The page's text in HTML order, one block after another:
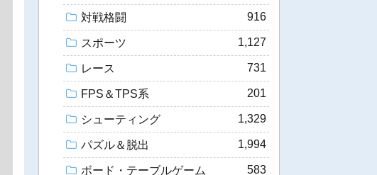
対戦格闘 916
スポーツ 1,127
レース 731
FPS＆TPS系 201
シューティング 1,329
パズル＆脱出 1,994
ボード・テーブルゲーム 583